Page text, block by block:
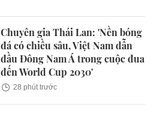
Chuyên gia Thái Lan: 'Nền bóng
đá có chiều sâu, Việt Nam dẫn
đầu Đông Nam Á trong cuộc đua
đến World Cup 2030'
28 phút trước